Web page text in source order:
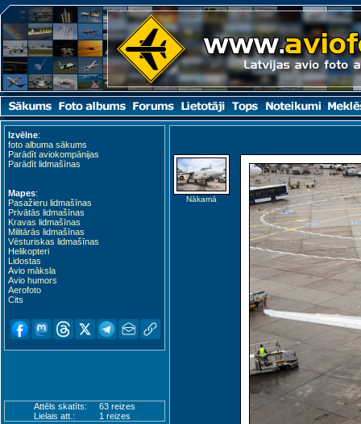
Izvēlne:
foto albuma sākums
Parādīt aviokompānijas
Parādīt lidmašīnas
Mapes:
Pasažieru lidmašīnas
Privātās lidmašīnas
Kravas lidmašīnas
Militārās lidmašīnas
Vēsturiskas lidmašīnas
Helikopteri
Lidostas
Avio māksla
Avio humors
Aerofoto
Cits
Attēls skatīts:
63 reizes
Lielais att.:
1 reizes
Nākamā